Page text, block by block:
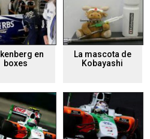
en
boxes
La mascota de
Kobayashi